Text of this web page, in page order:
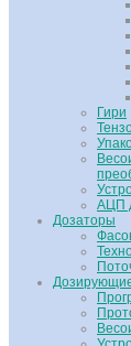
Гири
АЦП
Дозаторы